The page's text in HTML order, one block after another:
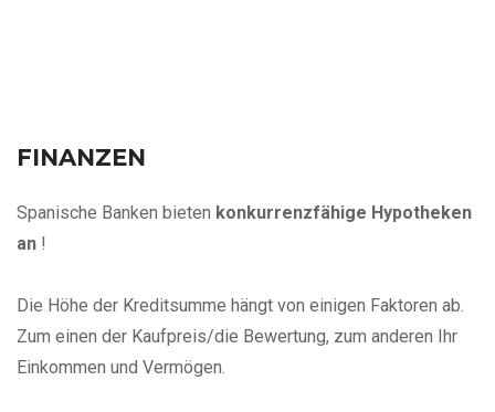
FINANZEN
Spanische Banken bieten konkurrenzfähige Hypotheken
an !
Die Höhe der Kreditsumme hängt von einigen Faktoren ab.
Zum einen der Kaufpreis/die Bewertung, zum anderen Ihr
Einkommen und Vermögen.